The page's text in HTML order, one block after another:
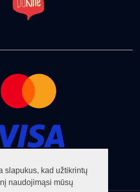
slapukus, kad užtikrintų
naudojimąsi mūsų